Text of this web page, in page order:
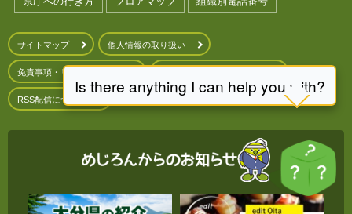
サイトマップ 個人情報の取り扱い
免責事項・リンクについて
RSS配信について